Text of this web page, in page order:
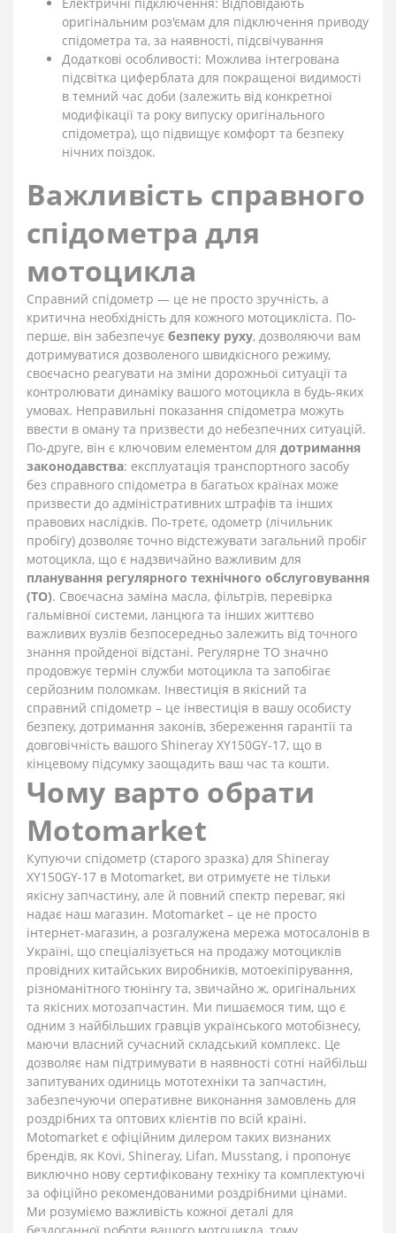
оригінальним роз'ємам для підключення приводу
спідометра та, за наявності, підсвічування
Додаткові особливості: Можлива інтегрована
підсвітка циферблата для покращеної видимості
в темний час доби (залежить від конкретної
модифікації та року випуску оригінального
спідометра), що підвищує комфорт та безпеку
нічних поїздок.
Важливість справного
спідометра для
мотоцикла
Справний спідометр — це не просто зручність, а
критична необхідність для кожного мотоцикліста. По-
перше, він забезпечує безпеку руху, дозволяючи вам
дотримуватися дозволеного швидкісного режиму,
своєчасно реагувати на зміни дорожньої ситуації та
контролювати динаміку вашого мотоцикла в будь-яких
умовах. Неправильні показання спідометра можуть
ввести в оману та призвести до небезпечних ситуацій.
По-друге, він є ключовим елементом для дотримання
законодавства: експлуатація транспортного засобу
без справного спідометра в багатьох країнах може
призвести до адміністративних штрафів та інших
правових наслідків. По-третє, одометр (лічильник
пробігу) дозволяє точно відстежувати загальний пробіг
мотоцикла, що є надзвичайно важливим для
планування регулярного технічного обслуговування
(ТО). Своєчасна заміна масла, фільтрів, перевірка
гальмівної системи, ланцюга та інших життєво
важливих вузлів безпосередньо залежить від точного
знання пройденої відстані. Регулярне ТО значно
продовжує термін служби мотоцикла та запобігає
серйозним поломкам. Інвестиція в якісний та
справний спідометр – це інвестиція в вашу особисту
безпеку, дотримання законів, збереження гарантії та
довговічність вашого Shineray XY150GY-17, що в
кінцевому підсумку заощадить ваш час та кошти.
Чому варто обрати
Motomarket
Купуючи спідометр (старого зразка) для Shineray
XY150GY-17 в Motomarket, ви отримуєте не тільки
якісну запчастину, але й повний спектр переваг, які
надає наш магазин. Motomarket – це не просто
інтернет-магазин, а розгалужена мережа мотосалонів в
Україні, що спеціалізується на продажу мотоциклів
провідних китайських виробників, мотоекіпірування,
різноманітного тюнінгу та, звичайно ж, оригінальних
та якісних мотозапчастин. Ми пишаємося тим, що є
одним з найбільших гравців українського мотобізнесу,
маючи власний сучасний складський комплекс. Це
дозволяє нам підтримувати в наявності сотні найбільш
запитуваних одиниць мототехніки та запчастин,
забезпечуючи оперативне виконання замовлень для
роздрібних та оптових клієнтів по всій країні.
Motomarket є офіційним дилером таких визнаних
брендів, як Kovi, Shineray, Lifan, Musstang, і пропонує
виключно нову сертифіковану техніку та комплектуючі
за офіційно рекомендованими роздрібними цінами.
Ми розуміємо важливість кожної деталі для